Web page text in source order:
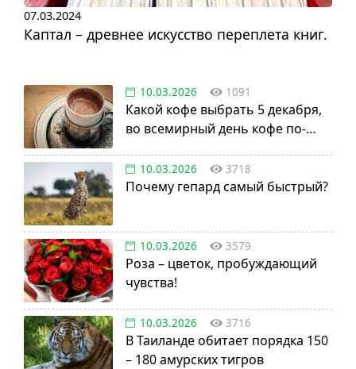
07.03.2024
Каптал – древнее искусство переплета книг.
10.03.2026 1091
Какой кофе выбрать 5 декабря,
во всемирный день кофе по-
10.03.2026 3718
Почему гепард самый быстрый?
10.03.2026 3579
Роза – цветок, пробуждающий
чувства!
10.03.2026 3716
В Таиланде обитает порядка 150
– 180 амурских тигров